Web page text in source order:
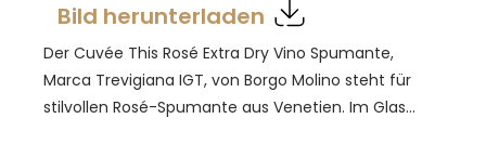
Bild herunterladen
Der Cuvée This Rosé Extra Dry Vino Spumante,
Marca Trevigiana IGT, von Borgo Molino steht für
stilvollen Rosé-Spumante aus Venetien. Im Glas